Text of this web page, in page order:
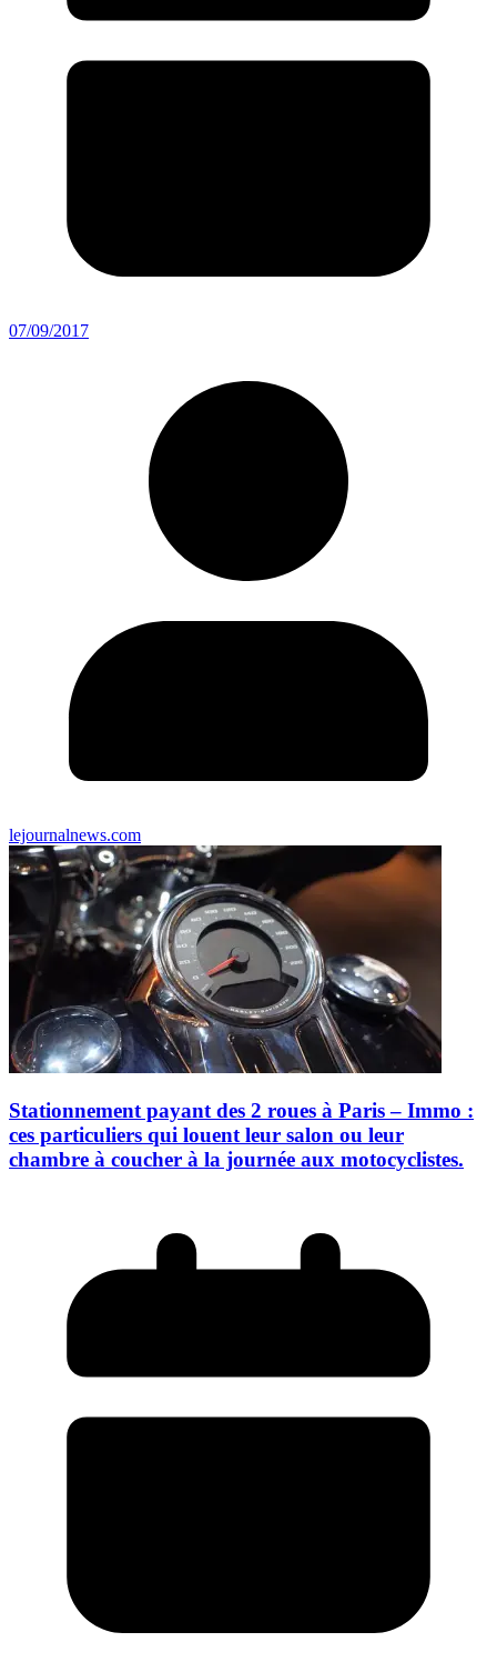
07/09/2017
lejournalnews.com
Stationnement payant des 2 roues à Paris – Immo :
ces particuliers qui louent leur salon ou leur
chambre à coucher à la journée aux motocyclistes.